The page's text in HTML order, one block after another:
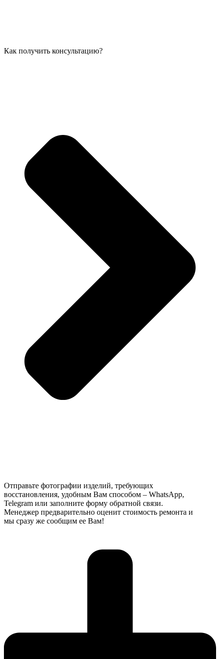
Как получить консультацию?
Отправьте фотографии изделий, требующих
восстановления, удобным Вам способом – WhatsApp,
Telegram или заполните форму обратной связи.
Менеджер предварительно оценит стоимость ремонта и
мы сразу же сообщим ее Вам!